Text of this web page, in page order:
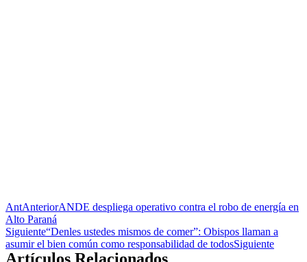
AntAnteriorANDE despliega operativo contra el robo de energía en
Alto Paraná
Siguiente“Denles ustedes mismos de comer”: Obispos llaman a
asumir el bien común como responsabilidad de todosSiguiente